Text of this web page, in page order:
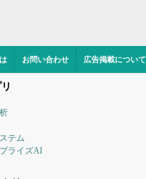
お問い合わせ 広告掲載について
テム
ライズAI